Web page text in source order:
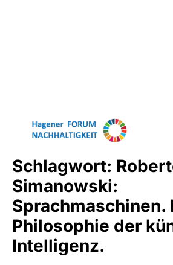
Schlagwort:
Simanowski:
Sprachmaschinen.
Philosophie der
Intelligenz.